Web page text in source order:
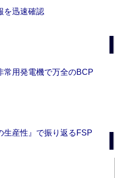
を迅速確認
常用発電機で万全のBCP
生産性』で振り返るFSP